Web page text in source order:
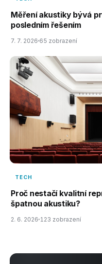
Měření akustiky bývá
posledním řešením
7. 7. 2026 65 zobrazení
TECH
Proč nestačí kvalitní
špatnou akustiku?
2. 6. 2026 123 zobrazení